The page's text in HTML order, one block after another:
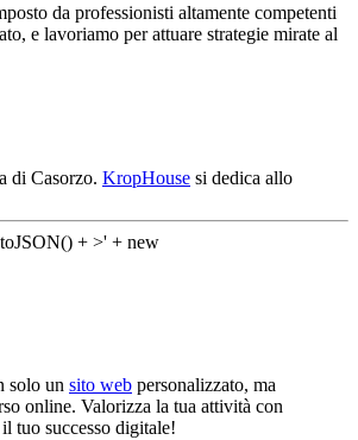
da professionisti altamente competenti
e lavoriamo per attuare strategie mirate al
di Casorzo. KropHouse si dedica allo
solo un sito web personalizzato, ma
online. Valorizza la tua attività con
tuo successo digitale!